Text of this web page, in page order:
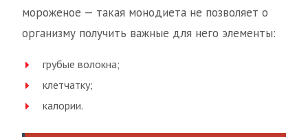
мороженое — такая монодиета не позволяет о
организму получить важные для него элементы:
грубые волокна;
клетчатку;
калории.